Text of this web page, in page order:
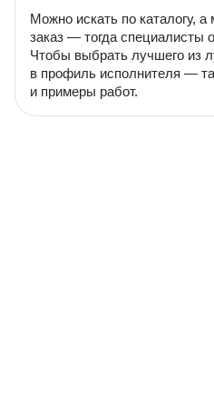
Можно искать по каталогу, а
заказ — тогда специалисты
Чтобы выбрать лучшего из
в профиль исполнителя —
и примеры работ.